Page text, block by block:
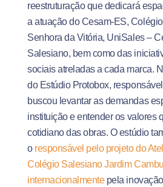
reestruturação que dedicará
a atuação do Cesam-ES,
Senhora da Vitória, UniSales –
Salesiano, bem como das
sociais atreladas a cada marca.
do Estúdio Protobox,
buscou levantar as demandas
instituição e entender os valores
cotidiano das obras. O estúdio
o responsável pelo projeto do
Colégio Salesiano Jardim
internacionalmentepela